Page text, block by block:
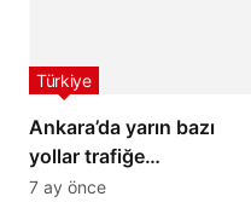
Ankara’da yarın bazı
yollar trafiğe
kapatılacak
Türkiye
7 ay önce